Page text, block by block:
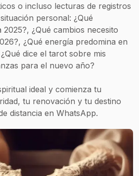
o incluso lecturas de registros
personal: ¿Qué
2025?, ¿Qué cambios necesito
¿Qué energía predomina en
dice el tarot sobre mis
para el nuevo año?
ideal y comienza tu
tu renovación y tu destino
distancia en WhatsApp.